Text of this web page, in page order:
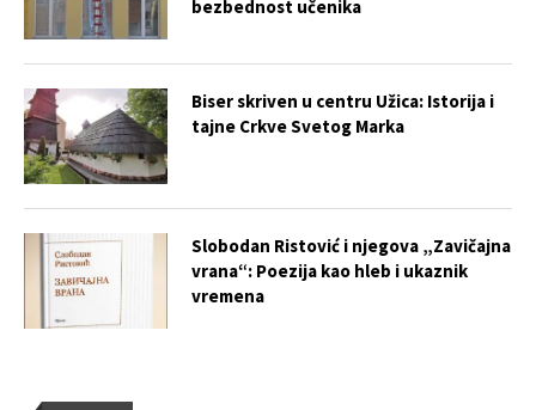
bezbednost učenika
Biser skriven u centru Užica: Istorija i
tajne Crkve Svetog Marka
Slobodan Ristović i njegova „Zavičajna
vrana“: Poezija kao hleb i ukaznik
vremena